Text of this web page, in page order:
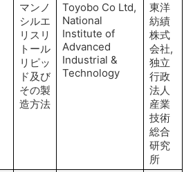
マンノ
シルエ
リスリ
トール
リピッ
ド及び
その製
造方法
Toyobo Co Ltd,
National
Institute of
Advanced
Industrial &
Technology
東洋
紡績
株式
会社,
独立
行政
法人
産業
技術
総合
研究
所